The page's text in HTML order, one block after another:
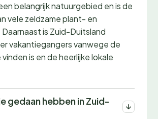
belangrijk natuurgebied en is de
vele zeldzame plant- en
is Zuid-Duitsland
vakantiegangers vanwege de
is en de heerlijke lokale
gedaan hebben in Zuid-